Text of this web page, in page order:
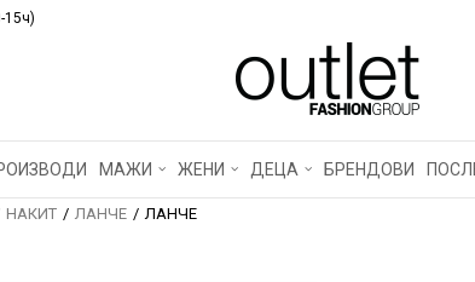
15ч)
МАЖИ ЖЕНИ ДЕЦА БРЕНДОВИ
НАКИТ ЛАНЧЕ ЛАНЧЕ